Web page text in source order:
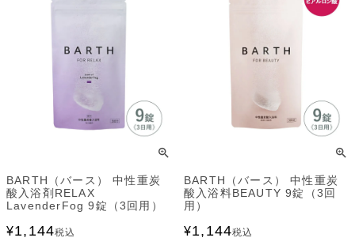
BARTH（バース） 中性重炭
酸入浴剤RELAX
LavenderFog 9錠（3回用）
¥1,144税込
BARTH（バース） 中性重炭
酸入浴料BEAUTY 9錠（3回
用）
¥1,144税込